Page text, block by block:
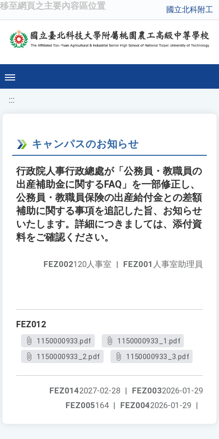
移至網頁之主要內容區位置 國立北科附工
:::
キャンパスのお知らせ
行政院人事行政總處が「公務員・教職員の
出産補助金に関するFAQ」を一部修正し、
公務員・教職員保険の出産給付金との差額
補助に関する事項を追記した旨、お知らせ
いたします。詳細につきましては、添付資
料をご確認ください。
FEZ001 人事室助理員
FEZ002120人事室 |
FEZ012
1150000933.pdf
1150000933_1.pdf
1150000933_2.pdf
1150000933_3.pdf
FEZ0032026-01-29
FEZ0142027-02-28 |
FEZ0042026-01-29 |
FEZ005164 |